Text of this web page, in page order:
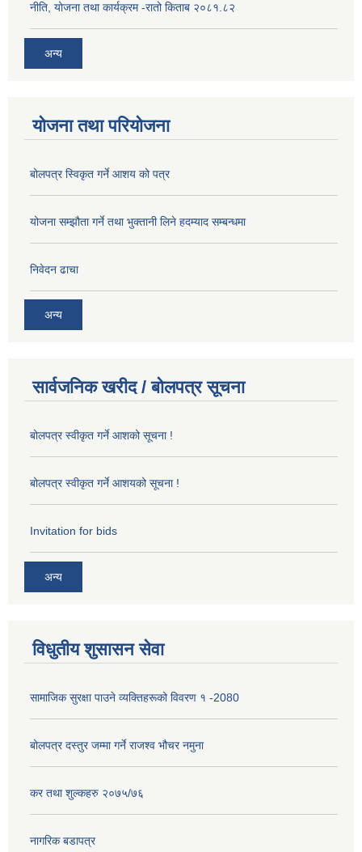
नीति, योजना तथा कार्यक्रम -रातो किताब २०८१.८२
अन्य
योजना तथा परियोजना
बोलपत्र स्विकृत गर्ने आशय को पत्र
योजना सम्झौता गर्ने तथा भुक्तानी लिने हदम्याद सम्बन्धमा
निवेदन ढाचा
अन्य
सार्वजनिक खरीद / बोलपत्र सूचना
बोलपत्र स्वीकृत गर्ने आशको सूचना !
बोलपत्र स्वीकृत गर्ने आशयको सूचना !
Invitation for bids
अन्य
विधुतीय शुसासन सेवा
सामाजिक सुरक्षा पाउने व्यक्तिहरूको विवरण १ -2080
बोलपत्र दस्तुर जम्मा गर्ने राजश्व भौचर नमुना
कर तथा शुल्कहरु २०७५/७६
नागरिक बडापत्र